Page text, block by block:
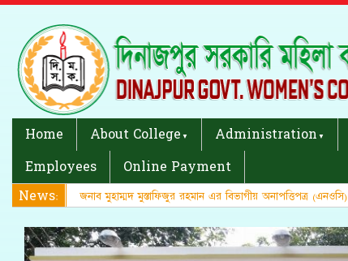
Home About College Administration
Employees
Online Payment
News:
জনাব মুহাম্মদ মুস্তাফিজুর রহমান এর বিভাগীয় অনাপত্তিপত্র (এনওসি)